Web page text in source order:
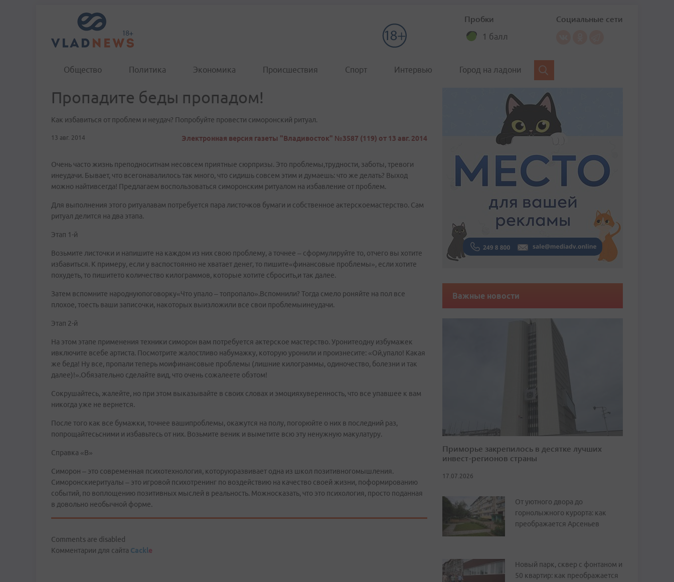
Пробки
1 балл
Социальные сети
Общество Политика Экономика Происшествия Спорт Интервью Город на ладони
Пропадите беды пропадом!
Как избавиться от проблем и неудач? Попробуйте провести симоронский ритуал.
13 авг. 2014 Электронная версия газеты "Владивосток" №3587 (119) от 13 авг. 2014
Очень часто жизнь преподноситнам несовсем приятные сюрпризы. Это проблемы,трудности, заботы, тревоги
инеудачи. Бывает, что всегонавалилось так много, что сидишь совсем этим и думаешь: что же делать? Выход
можно найтивсегда! Предлагаем воспользоваться симоронским ритуалом на избавление от проблем.
Для выполнения этого ритуалавам потребуется пара листочков бумаги и собственное актерскоемастерство. Сам
ритуал делится на два этапа.
Этап 1-й
Возьмите листочки и напишите на каждом из них свою проблему, а точнее – сформулируйте то, отчего вы хотите
избавиться. К примеру, если у васпостоянно не хватает денег, то пишите«финансовые проблемы», если хотите
похудеть, то пишитето количество килограммов, которые хотите сбросить,и так далее.
Затем вспомните народнуюпоговорку«Что упало – топропало».Вспомнили? Тогда смело роняйте на пол все
плохое, тоесть ваши записочки, накоторых выизложили все свои проблемыинеудачи.
Этап 2-й
На этом этапе применения техники симорон вам потребуется актерское мастерство. Уронитеодну избумажек
ивключите всебе артиста. Посмотрите жалостливо набумажку, которую уронили и произнесите: «Ой,упало! Какая
же беда! Ну все, пропали теперь моифинансовые проблемы (лишние килограммы, одиночество, болезни и так
далее)!».Обязательно сделайте вид, что очень сожалеете обэтом!
Сокрушайтесь, жалейте, но при этом выказывайте в своих словах и эмоцияхуверенность, что все упавшее к вам
никогда уже не вернется.
После того как все бумажки, точнее вашипроблемы, окажутся на полу, погорюйте о них в последний раз,
попрощайтесьсними и избавьтесь от них. Возьмите веник и выметите всю эту ненужную макулатуру.
Справка «В»
Симорон – это современная психотехнология, которуюразвивает одна из школ позитивногомышления.
Симоронскиеритуалы – это игровой психотренинг по воздействию на качество своей жизни, поформированию
событий, по воплощению позитивных мыслей в реальность. Можносказать, что это психология, просто поданная
в довольно необычной форме.
Comments are disabled
Комментарии для сайта Cackle
Важные новости
Приморье закрепилось в десятке лучших
инвест-регионов страны
17.07.2026
От уютного двора до
горнолыжного курорта: как
преображается Арсеньев
Новый парк, сквер с фонтаном и
50 квартир: как преображается